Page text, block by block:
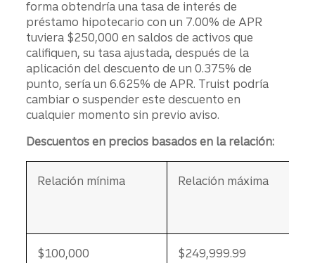
forma obtendría una tasa de interés de
préstamo hipotecario con un 7.00% de APR
tuviera $250,000 en saldos de activos que
califiquen, su tasa ajustada, después de la
aplicación del descuento de un 0.375% de
punto, sería un 6.625% de APR. Truist podría
cambiar o suspender este descuento en
cualquier momento sin previo aviso.
Descuentos en precios basados en la relación:
Relación mínima Relación máxima
$100,000 $249,999.99